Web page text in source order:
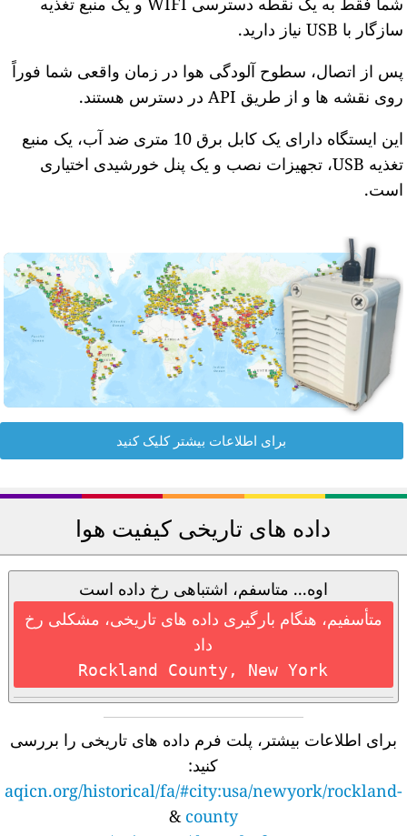
سازگار با USB نیاز دارید.
پس از اتصال، سطوح آلودگی هوا در زمان واقعی شما فوراً
روی نقشه ها و از طریق API در دسترس هستند.
این ایستگاه دارای یک کابل برق 10 متری ضد آب، یک منبع
تغذیه USB، تجهیزات نصب و یک پنل خورشیدی اختیاری
است.
برای اطلاعات بیشتر کلیک کنید
داده های تاریخی کیفیت هوا
اوه... متاسفم، اشتباهی رخ داده است
متأسفیم، هنگام بارگیری داده های تاریخی، مشکلی رخ
داد
Rockland County, New York
برای اطلاعات بیشتر، پلت فرم داده های تاریخی را بررسی
کنید:
aqicn.org/historical/fa/#city:usa/newyork/rockland-
county
&